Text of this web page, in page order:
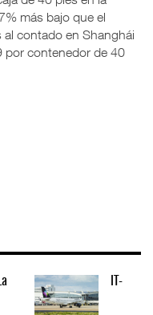
más bajo que el
contado en Shanghái
por contenedor de 40
La IT-